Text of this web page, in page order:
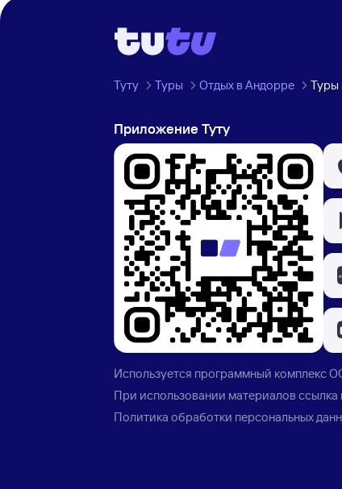
Туту Туры Отдых в Андорре Туры
Приложение Туту
Используется программный комплекс
При использовании материалов ссылка
Политика обработки персональных